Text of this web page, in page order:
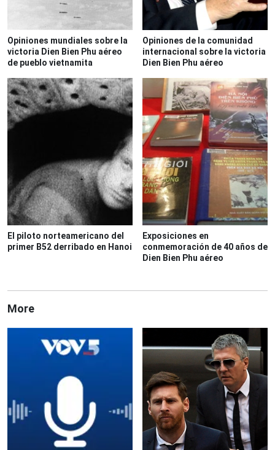
Opiniones mundiales sobre la
victoria Dien Bien Phu aéreo
de pueblo vietnamita
Opiniones de la comunidad
internacional sobre la victoria
Dien Bien Phu aéreo
El piloto norteamericano del
primer B52 derribado en Hanoi
Exposiciones en
conmemoración de 40 años de
Dien Bien Phu aéreo
More